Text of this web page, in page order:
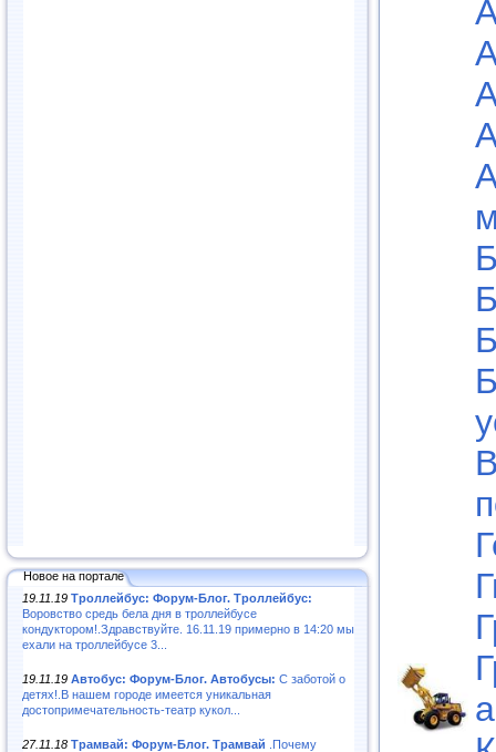
Новое на портале
19.11.19 Троллейбус: Форум-Блог. Троллейбус:
Воровство средь бела дня в троллейбусе
кондуктором!.Здравствуйте. 16.11.19 примерно в 14:20 мы
ехали на троллейбусе 3...
19.11.19 Автобус: Форум-Блог. Автобусы: С заботой о
детях!.В нашем городе имеется уникальная
достопримечательность-театр кукол...
27.11.18 Трамвай: Форум-Блог. Трамвай .Почему